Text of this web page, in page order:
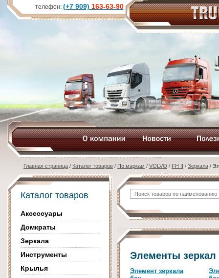
Главная страница / Каталог товаров / По маркам / VOLVO / FH II / Зеркала /
Каталог товаров
Аксессуары
Домкраты
Зеркала
Инструменты
Крылья
Элементы зеркал
Элемент зеркала
телефон: (+7 909) 163-63-90